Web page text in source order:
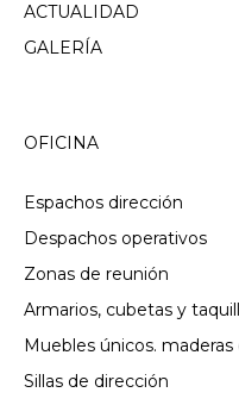
ACTUALIDAD
GALERÍA
OFICINA
Espachos dirección
Despachos operativos
Zonas de reunión
Armarios, cubetas y
Muebles únicos. maderas
Sillas de dirección